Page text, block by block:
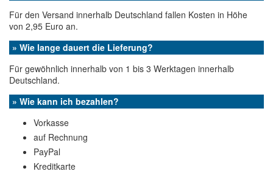
Für den Versand innerhalb Deutschland fallen Kosten in Höhe
von 2,95 Euro an.
» Wie lange dauert die Lieferung?
Für gewöhnlich innerhalb von 1 bis 3 Werktagen innerhalb
Deutschland.
» Wie kann ich bezahlen?
Vorkasse
auf Rechnung
PayPal
Kreditkarte